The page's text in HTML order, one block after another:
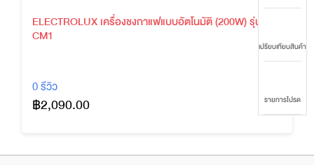
เปรียบเทียบสินค้า
รายการโปรด
ELECTROLUX เครื่องชงกาแฟแบบอัตโนมัติ (200W) รุ่น E2
CM1
0 รีวิว
฿2,090.00